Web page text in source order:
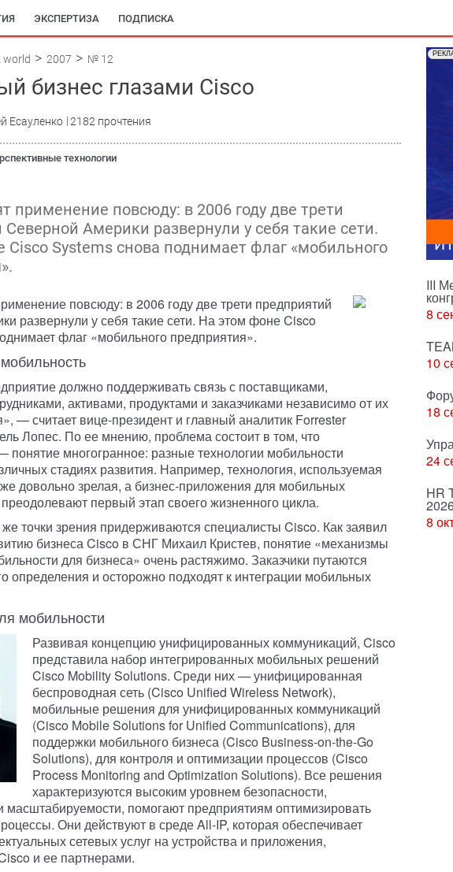
ЭКСПЕРТИЗА ПОДПИСКА
world 2007 № 12
бизнес глазами Cisco
Есауленко 2182 прочтения
технологии
применение повсюду: в 2006 году две трети
Америки развернули у себя такие сети.
Cisco Systems снова поднимает флаг «мобильного
повсюду: в 2006 году две трети предприятий
развернули у себя такие сети. На этом фоне Cisco
флаг «мобильного предприятия».
должно поддерживать связь с поставщиками,
активами, продуктами и заказчиками независимо от их
— считает вице-президент и главный аналитик Forrester
Лопес. По ее мнению, проблема состоит в том, что
понятие многогранное: разные технологии мобильности
стадиях развития. Например, технология, используемая
довольно зрелая, а бизнес-приложения для мобильных
первый этап своего жизненного цикла.
точки зрения придерживаются специалисты Cisco. Как заявил
бизнеса Cisco в СНГ Михаил Кристев, понятие «механизмы
для бизнеса» очень растяжимо. Заказчики путаются
определения и осторожно подходят к интеграции мобильных
мобильности
Развивая концепцию унифицированных коммуникаций, Cisco
представила набор интегрированных мобильных решений
Cisco Mobility Solutions. Среди них — унифицированная
беспроводная сеть (Cisco Unified Wireless Network),
мобильные решения для унифицированных коммуникаций
(Cisco Mobile Solutions for Unified Communications), для
поддержки мобильного бизнеса (Cisco Business-on-the-Go
Solutions), для контроля и оптимизации процессов (Cisco
Process Monitoring and Optimization Solutions). Все решения
характеризуются высоким уровнем безопасности,
масштабируемости, помогают предприятиям оптимизировать
Они действуют в среде All-IP, которая обеспечивает
сетевых услуг на устройства и приложения,
и ее партнерами.
III
8
10
18
24
HR
8